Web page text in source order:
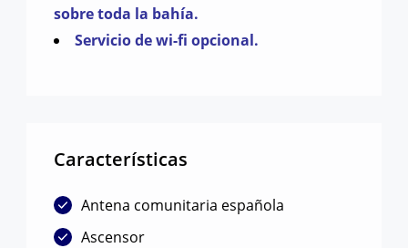
sobre toda la bahía.
Servicio de wi-fi opcional.
Características
Antena comunitaria española
Ascensor